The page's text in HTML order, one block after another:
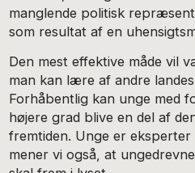
manglende politisk
som resultat af en
Den mest effektive måde vil
man kan lære af andre
Forhåbentlig kan unge med
højere grad blive en del af
fremtiden. Unge er
mener vi også, at